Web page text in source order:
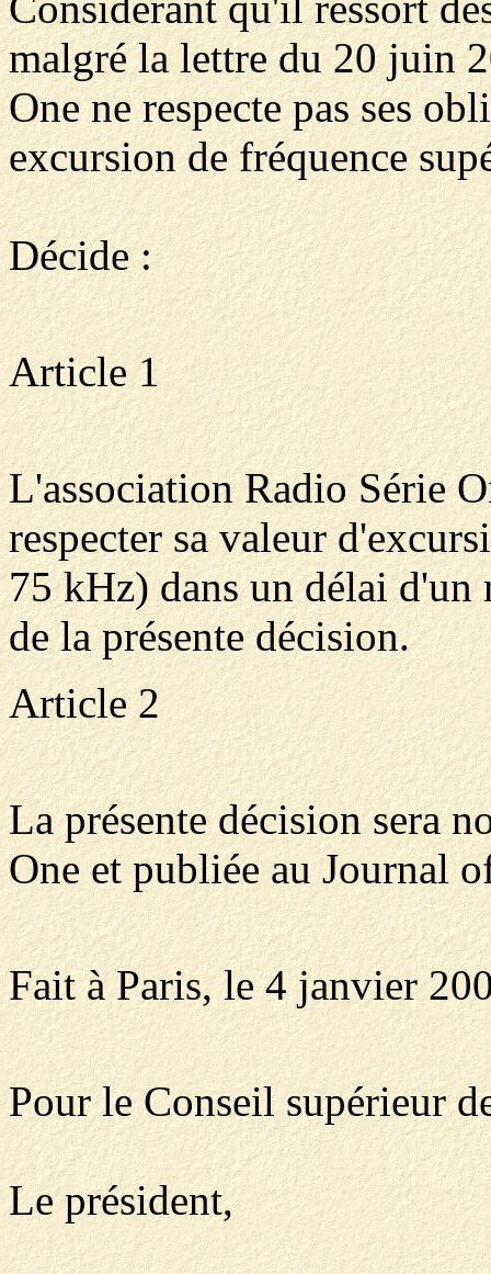
malgré la lettre du 20 juin
One ne respecte pas ses
excursion de fréquence
Décide :
Article 1
L'association Radio Série
respecter sa valeur
75 kHz) dans un délai
de la présente décision.
Article 2
La présente décision sera
One et publiée au Journal
Fait à Paris, le 4 janvier
Pour le Conseil supérieur
Le président,